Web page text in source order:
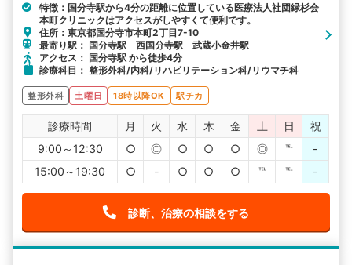
その他の検索方法
駅から探す 院名から探す
特徴：国分寺駅から4分の距離に位置している医療法人社団緑杉会
本町クリニックはアクセスがしやすくて便利です。
住所：東京都国分寺市本町2丁目7-10
最寄り駅： 国分寺駅 西国分寺駅 武蔵小金井駅
アクセス： 国分寺駅 から徒歩4分
診療科目： 整形外科/内科/リハビリテーション科/リウマチ科
整形外科 土曜日 18時以降OK 駅チカ
診療時間 月 火 水 木 金 土 日
祝
9:00～12:30
○ ◎ ○ ○ ○ ◎ ℡
-
15:00～19:30
○ - ○ ○ ○ ℡ ℡ -
診断、治療の相談をする